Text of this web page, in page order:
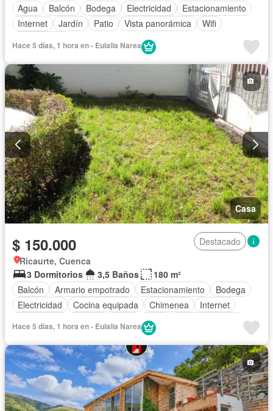
Agua
Balcón Bodega Electricidad
Estacionamiento
Internet
Jardín Patio Vista panorámica
Wifi
Hace 5 días, 1 hora en - Eulalia Narea
Casa
$ 150.000
Destacado
Ricaurte, Cuenca
3 Dormitorios
3,5 Baños
180 m²
Balcón
Armario empotrado Estacionamiento
Bodega
Electricidad
Cocina equipada Chimenea
Internet
Patio
Garita de guardianía
Seguridad
Parcialmente amoblado
Hace 5 días, 1 hora en - Eulalia Narea